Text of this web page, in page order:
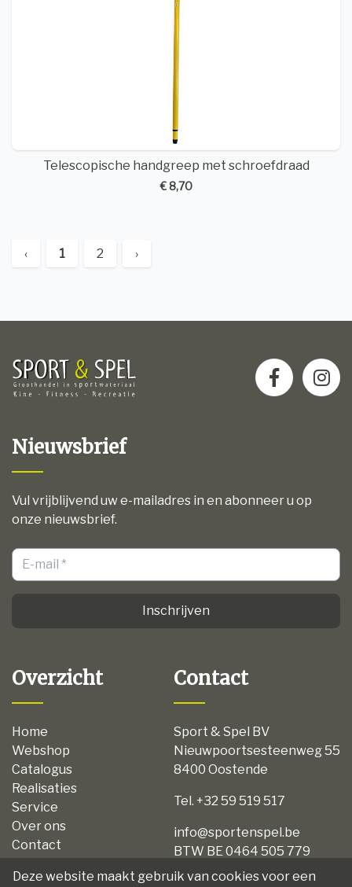
Telescopische handgreep met schroefdraad
€ 8,70
‹ 1 2 ›
Nieuwsbrief
Vul vrijblijvend uw e-mailadres in en abonneer u op
onze nieuwsbrief.
Inschrijven
Overzicht
Home
Webshop
Catalogus
Realisaties
Service
Over ons
Contact
Disclaimer
Contact
Sport & Spel BV
Nieuwpoortsesteenweg 55
8400 Oostende
Tel. +32 59 519 517
info@sportenspel.be
BTW BE 0464 505 779
Deze website maakt gebruik van cookies voor een